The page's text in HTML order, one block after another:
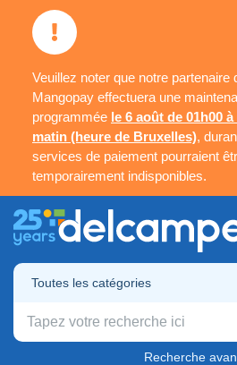
Veuillez noter que notre partenaire
Mangopay effectuera une
programmée le 6 août de 01h00 à
matin (heure de Bruxelles),
services de paiement pourraient
temporairement indisponibles.
Toutes les catégories
Recherche